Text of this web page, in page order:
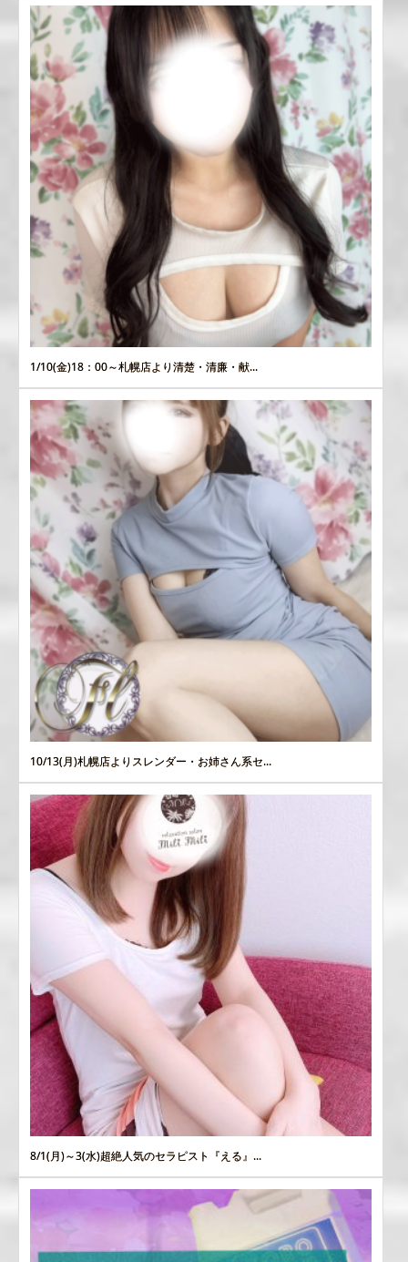
1/10(金)18：00～札幌店より清楚・清廉・献...
10/13(月)札幌店よりスレンダー・お姉さん系セ...
8/1(月)～3(水)超絶人気のセラピスト『える』...